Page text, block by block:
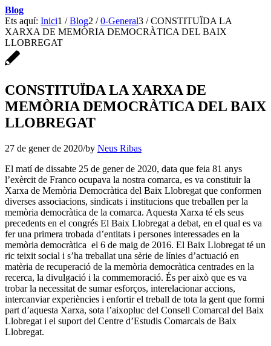
Blog
Ets aquí: Inici1 / Blog2 / 0-General3 / CONSTITUÏDA LA
XARXA DE MEMÒRIA DEMOCRÀTICA DEL BAIX
LLOBREGAT
CONSTITUÏDA LA XARXA DE
MEMÒRIA DEMOCRÀTICA DEL BAIX
LLOBREGAT
27 de gener de 2020/by Neus Ribas
El matí de dissabte 25 de gener de 2020, data que feia 81 anys
l’exèrcit de Franco ocupava la nostra comarca, es va constituir la
Xarxa de Memòria Democràtica del Baix Llobregat que conformen
diverses associacions, sindicats i institucions que treballen per la
memòria democràtica de la comarca. Aquesta Xarxa té els seus
precedents en el congrés El Baix Llobregat a debat, en el qual es va
fer una primera trobada d’entitats i persones interessades en la
memòria democràtica el 6 de maig de 2016. El Baix Llobregat té un
ric teixit social i s’ha treballat una sèrie de línies d’actuació en
matèria de recuperació de la memòria democràtica centrades en la
recerca, la divulgació i la commemoració. És per això que es va
trobar la necessitat de sumar esforços, interelacionar accions,
intercanviar experiències i enfortir el treball de tota la gent que formi
part d’aquesta Xarxa, sota l’aixopluc del Consell Comarcal del Baix
Llobregat i el suport del Centre d’Estudis Comarcals de Baix
Llobregat.